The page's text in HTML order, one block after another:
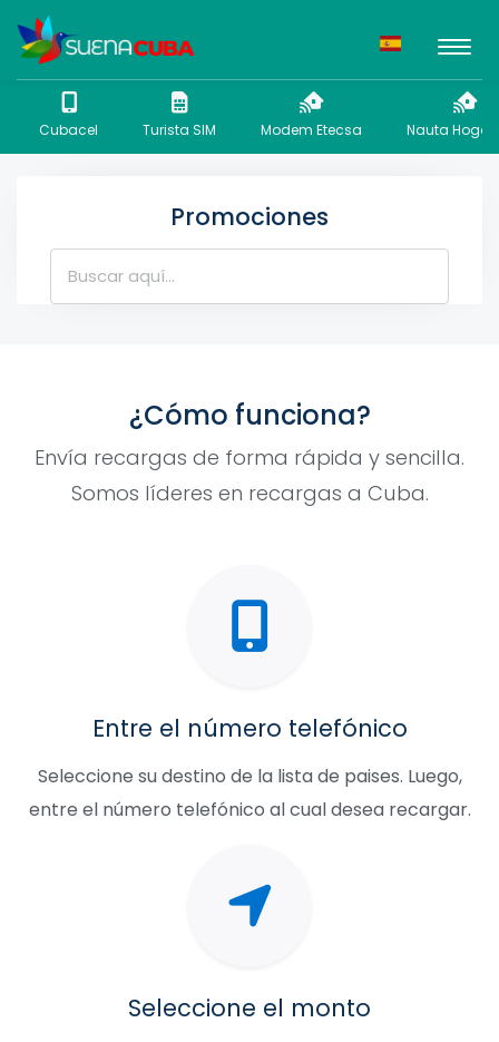
Cubacel Turista SIM Modem Etecsa Nauta Hogar
Promociones
¿Cómo funciona?
Envía recargas de forma rápida y sencilla.
Somos líderes en recargas a Cuba.
Entre el número telefónico
Seleccione su destino de la lista de paises. Luego,
entre el número telefónico al cual desea recargar.
Seleccione el monto